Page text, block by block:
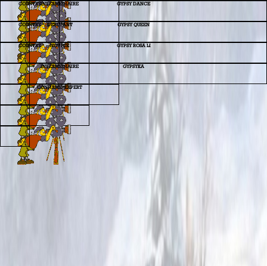
INTERMEDIAIRE GYPSY DANCE
DEBUTANT
COUNTRY
GYPSY QUEEN
NOVICE
COUNTRY
GYPSY ROSA LI
INTERMEDIAIRE
COUNTRY
GYPSYKA
CONFIRME/EXPERT